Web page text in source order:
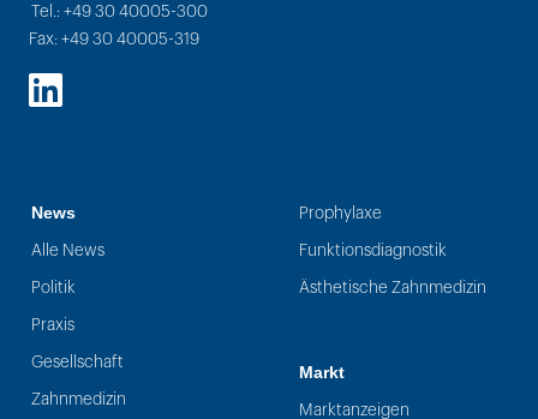
Tel.: +49 30 40005-300
Fax: +49 30 40005-319
LinkedIn
News
Alle News
Politik
Praxis
Gesellschaft
Zahnmedizin
Prophylaxe
Funktionsdiagnostik
Ästhetische Zahnmedizin
Markt
Marktanzeigen